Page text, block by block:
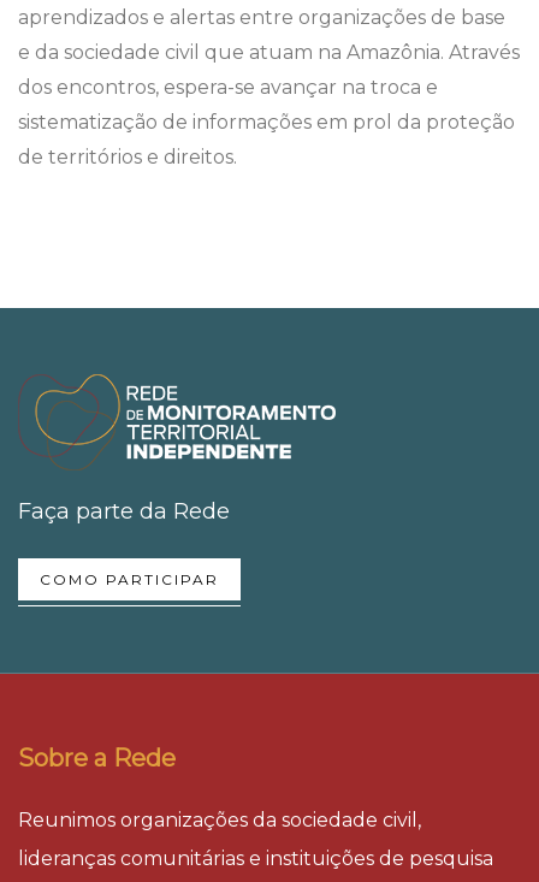
aprendizados e alertas entre organizações de base
e da sociedade civil que atuam na Amazônia. Através
dos encontros, espera-se avançar na troca e
sistematização de informações em prol da proteção
de territórios e direitos.
Faça parte da Rede
COMO PARTICIPAR
Sobre a Rede
Reunimos organizações da sociedade civil,
lideranças comunitárias e instituições de pesquisa